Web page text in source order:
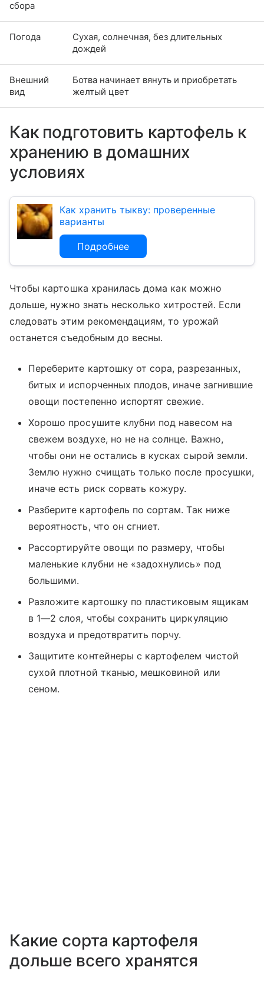
сбора
Погода
Сухая, солнечная, без длительных
дождей
Внешний
вид
Ботва начинает вянуть и приобретать
желтый цвет
Как подготовить картофель к
хранению в домашних
условиях
Как хранить тыкву: проверенные
варианты
Подробнее
Чтобы картошка хранилась дома как можно
дольше, нужно знать несколько хитростей. Если
следовать этим рекомендациям, то урожай
останется съедобным до весны.
Переберите картошку от сора, разрезанных,
битых и испорченных плодов, иначе загнившие
овощи постепенно испортят свежие.
Хорошо просушите клубни под навесом на
свежем воздухе, но не на солнце. Важно,
чтобы они не остались в кусках сырой земли.
Землю нужно счищать только после просушки,
иначе есть риск сорвать кожуру.
Разберите картофель по сортам. Так ниже
вероятность, что он сгниет.
Рассортируйте овощи по размеру, чтобы
маленькие клубни не «задохнулись» под
большими.
Разложите картошку по пластиковым ящикам
в 1—2 слоя, чтобы сохранить циркуляцию
воздуха и предотвратить порчу.
Защитите контейнеры с картофелем чистой
сухой плотной тканью, мешковиной или
сеном.
Какие сорта картофеля
дольше всего хранятся